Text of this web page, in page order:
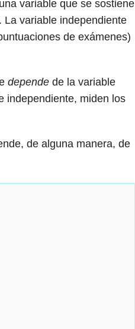
variable que se sostiene
variable independiente
de exámenes)
dependede la variable
independiente, miden los
de alguna manera, de